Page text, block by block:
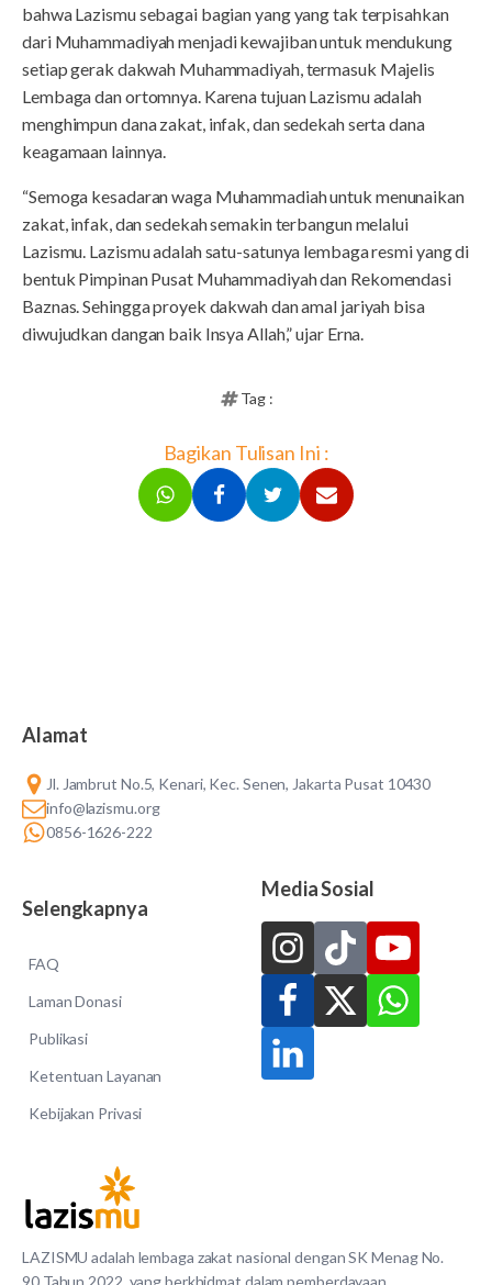
bahwa Lazismu sebagai bagian yang yang tak terpisahkan
dari Muhammadiyah menjadi kewajiban untuk mendukung
setiap gerak dakwah Muhammadiyah, termasuk Majelis
Lembaga dan ortomnya. Karena tujuan Lazismu adalah
menghimpun dana zakat, infak, dan sedekah serta dana
keagamaan lainnya.
“Semoga kesadaran waga Muhammadiah untuk menunaikan
zakat, infak, dan sedekah semakin terbangun melalui
Lazismu. Lazismu adalah satu-satunya lembaga resmi yang di
bentuk Pimpinan Pusat Muhammadiyah dan Rekomendasi
Baznas. Sehingga proyek dakwah dan amal jariyah bisa
diwujudkan dangan baik Insya Allah,” ujar Erna.
Tag :
Bagikan Tulisan Ini :
LAZISMU adalah lembaga zakat nasional dengan SK Menag No.
90 Tahun 2022, yang berkhidmat dalam pemberdayaan
Alamat
Jl. Jambrut No.5, Kenari, Kec. Senen, Jakarta Pusat 10430
info@lazismu.org
0856-1626-222
Selengkapnya
FAQ
Laman Donasi
Publikasi
Ketentuan Layanan
Kebijakan Privasi
Media Sosial